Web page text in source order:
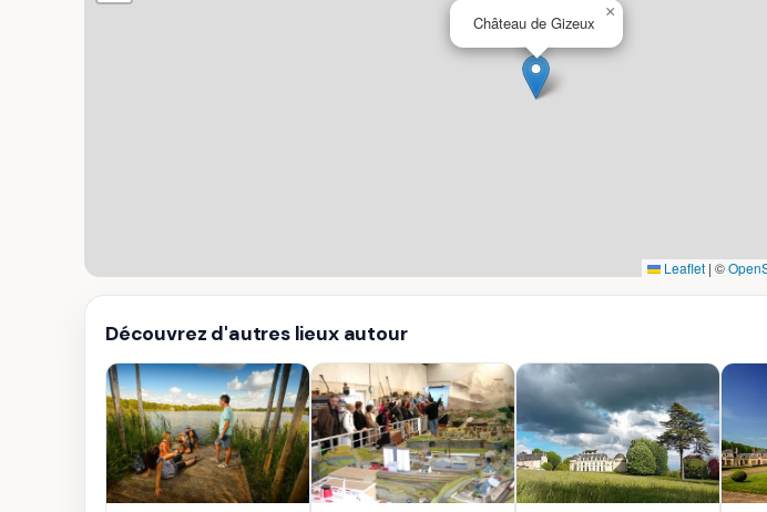
Château de Gizeux
×
Leaflet | ©
Découvrez d'autres lieux autour